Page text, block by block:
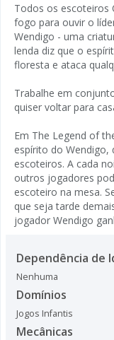
Todos os escoteiros
fogo para ouvir o
Wendigo - uma
lenda diz que o
floresta e ataca
Trabalhe em
quiser voltar para
Em The Legend of
espírito do Wendigo,
escoteiros. A cada
outros jogadores
escoteiro na mesa.
que seja tarde
jogador Wendigo
Dependência de
Nenhuma
Domínios
Jogos Infantis
Mecânicas